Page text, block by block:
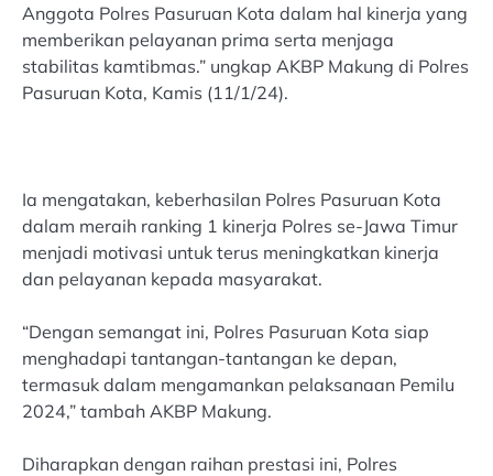
Anggota Polres Pasuruan Kota dalam hal kinerja yang
memberikan pelayanan prima serta menjaga
stabilitas kamtibmas.” ungkap AKBP Makung di Polres
Pasuruan Kota, Kamis (11/1/24).
Ia mengatakan, keberhasilan Polres Pasuruan Kota
dalam meraih ranking 1 kinerja Polres se-Jawa Timur
menjadi motivasi untuk terus meningkatkan kinerja
dan pelayanan kepada masyarakat.
“Dengan semangat ini, Polres Pasuruan Kota siap
menghadapi tantangan-tantangan ke depan,
termasuk dalam mengamankan pelaksanaan Pemilu
2024,” tambah AKBP Makung.
Diharapkan dengan raihan prestasi ini, Polres